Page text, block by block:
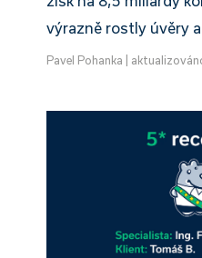
výrazně rostly úvěry
Pavel Pohanka